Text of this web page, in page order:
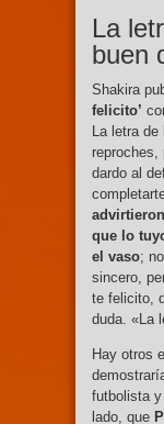
La
buen
Shakira
felicito’
La letra
reproches,
dardo al
que lo
el vaso;
sincero,
te felicito,
duda. «La
Hay otros
futbolista
lado, que